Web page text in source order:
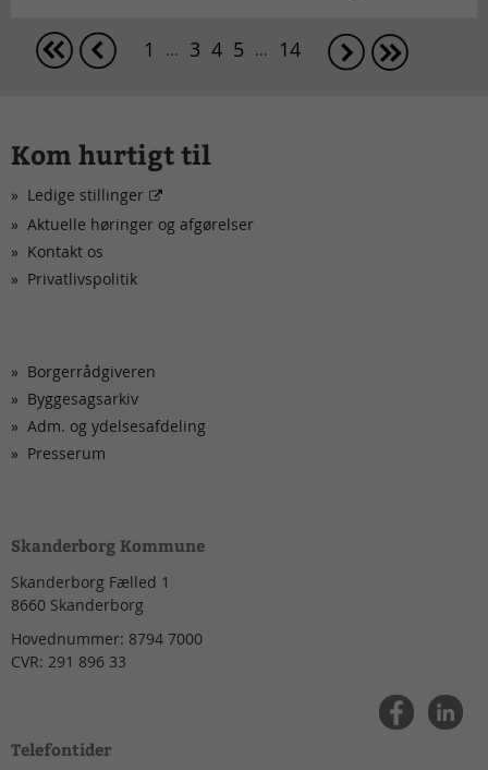
1 ... 3 4 5 ... 14
Kom hurtigt til
Ledige stillinger
Aktuelle høringer og afgørelser
Kontakt os
Privatlivspolitik
Borgerrådgiveren
Byggesagsarkiv
Adm. og ydelsesafdeling
Presserum
Skanderborg Kommune
Skanderborg Fælled 1
8660 Skanderborg
Hovednummer: 8794 7000
CVR: 291 896 33
Telefontider